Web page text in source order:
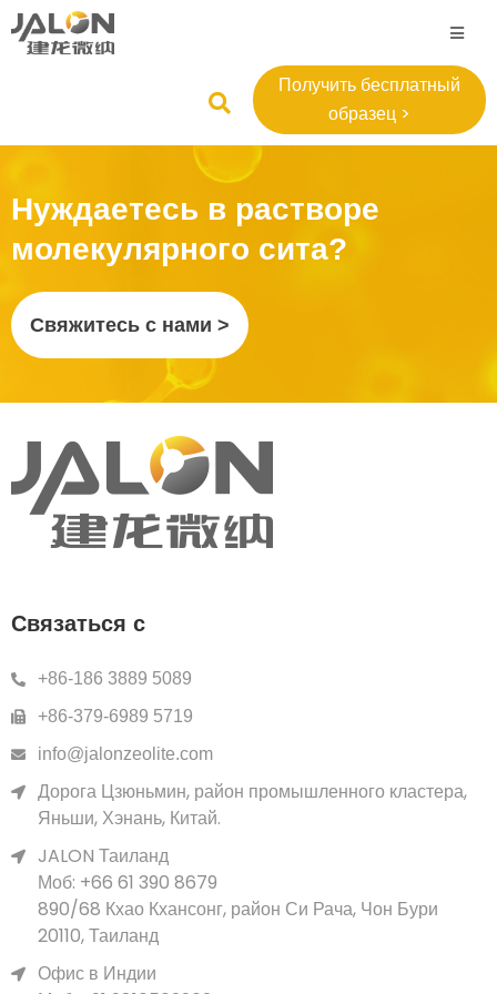
Получить бесплатный
образец >
Нуждаетесь в растворе
молекулярного сита?
Свяжитесь с нами >
Связаться с
+86-186 3889 5089
+86-379-6989 5719
info@jalonzeolite.com
Дорога Цзюньмин, район промышленного кластера,
Яньши, Хэнань, Китай.
JALON Таиланд
Моб: +66 61 390 8679
890/68 Кхао Кхансонг, район Си Рача, Чон Бури
20110, Таиланд
Офис в Индии